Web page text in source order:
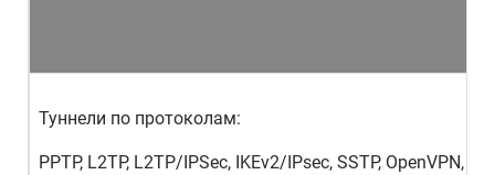
Туннели по протоколам:
PPTP, L2TP, L2TP/IPSec, IKEv2/IPsec, SSTP, OpenVPN,